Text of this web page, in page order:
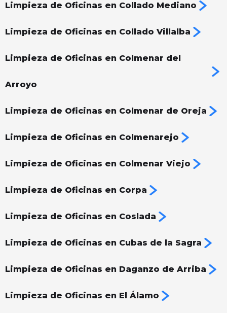
Limpieza de Oficinas en Collado Mediano
Limpieza de Oficinas en Collado Villalba
Limpieza de Oficinas en Colmenar del
Arroyo
Limpieza de Oficinas en Colmenar de Oreja
Limpieza de Oficinas en Colmenarejo
Limpieza de Oficinas en Colmenar Viejo
Limpieza de Oficinas en Corpa
Limpieza de Oficinas en Coslada
Limpieza de Oficinas en Cubas de la Sagra
Limpieza de Oficinas en Daganzo de Arriba
Limpieza de Oficinas en El Álamo